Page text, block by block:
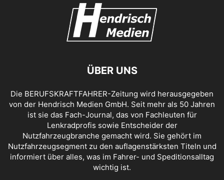
ÜBER UNS
Die BERUFSKRAFTFAHRER-Zeitung wird herausgegeben
von der Hendrisch Medien GmbH. Seit mehr als 50 Jahren
ist sie das Fach-Journal, das von Fachleuten für
Lenkradprofis sowie Entscheider der
Nutzfahrzeugbranche gemacht wird. Sie gehört im
Nutzfahrzeugsegment zu den auflagenstärksten Titeln und
informiert über alles, was im Fahrer- und Speditionsalltag
wichtig ist.